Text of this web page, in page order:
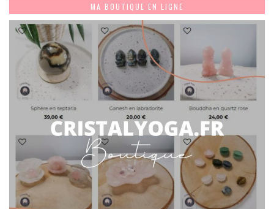
MA BOUTIQUE EN LIGNE